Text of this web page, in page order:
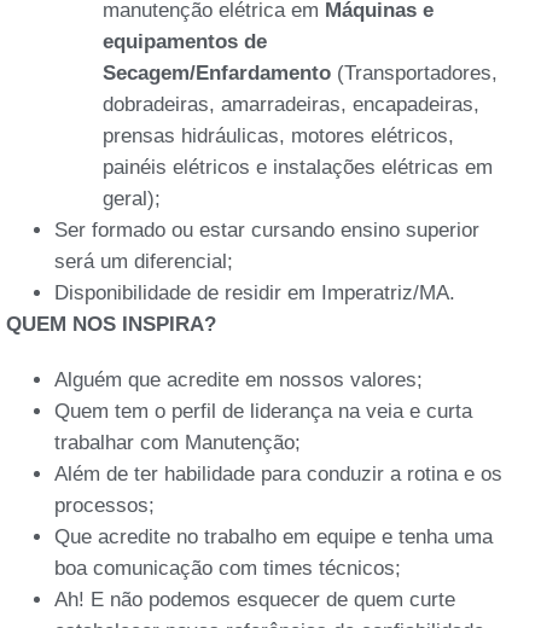
manutenção elétrica em Máquinas e
equipamentos de
Secagem/Enfardamento (Transportadores,
dobradeiras, amarradeiras, encapadeiras,
prensas hidráulicas, motores elétricos,
painéis elétricos e instalações elétricas em
geral);
Ser formado ou estar cursando ensino superior
será um diferencial;
Disponibilidade de residir em Imperatriz/MA.
QUEM NOS INSPIRA?
Alguém que acredite em nossos valores;
Quem tem o perfil de liderança na veia e curta
trabalhar com Manutenção;
Além de ter habilidade para conduzir a rotina e os
processos;
Que acredite no trabalho em equipe e tenha uma
boa comunicação com times técnicos;
Ah! E não podemos esquecer de quem curte